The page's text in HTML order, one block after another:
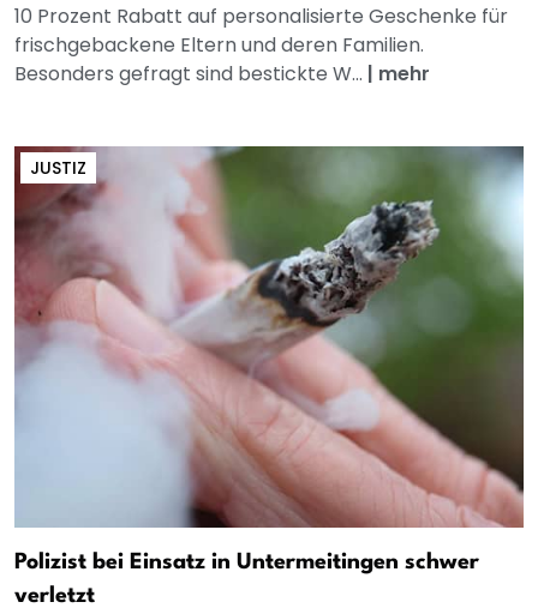
10 Prozent Rabatt auf personalisierte Geschenke für
frischgebackene Eltern und deren Familien.
Besonders gefragt sind bestickte W... | mehr
JUSTIZ
Polizist bei Einsatz in Untermeitingen schwer
verletzt